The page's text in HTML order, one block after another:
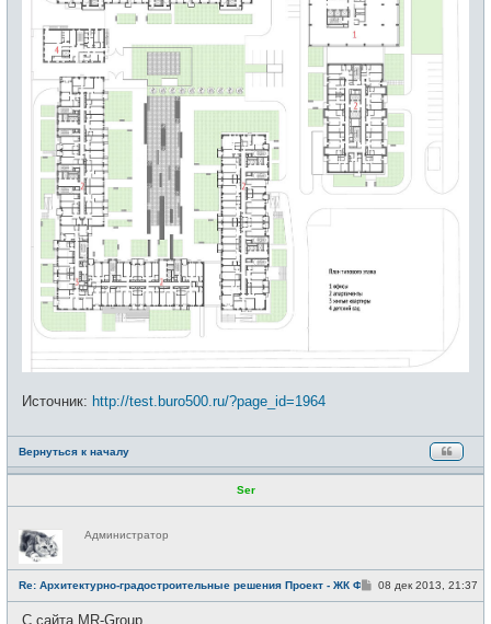
Источник: http://test.buro500.ru/?page_id=1964
Вернуться к началу
Ser
е
в
е
т
и
Администратор
Re: Архитектурно-градостроительные решения Проект - ЖК Фили
С08 дек 2013, 21:37
С сайта MR-Group